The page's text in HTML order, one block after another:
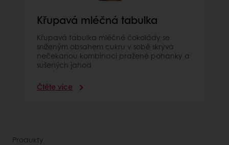
Křupavá mléčná tabulka
Křupavá tabulka mléčné čokolády se
sníženým obsahem cukru v sobě skrývá
nečekanou kombinaci pražené pohanky a
sušených jahod
Čtěte více
Produkty